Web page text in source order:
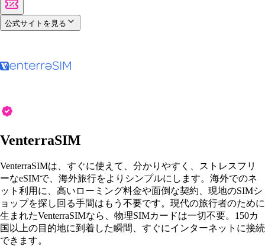
公式サイトを見る
VenterraSIM
VenterraSIMは、すぐに使えて、分かりやすく、ストレスフリ
ーなeSIMで、海外旅行をよりシンプルにします。海外でのネ
ット利用に、高いローミング料金や面倒な契約、現地のSIMシ
ョップを探し回る手間はもう不要です。現代の旅行者のために
生まれたVenterraSIMなら、物理SIMカードは一切不要。150カ
国以上の目的地に到着した瞬間、すぐにインターネットに接続
できます。